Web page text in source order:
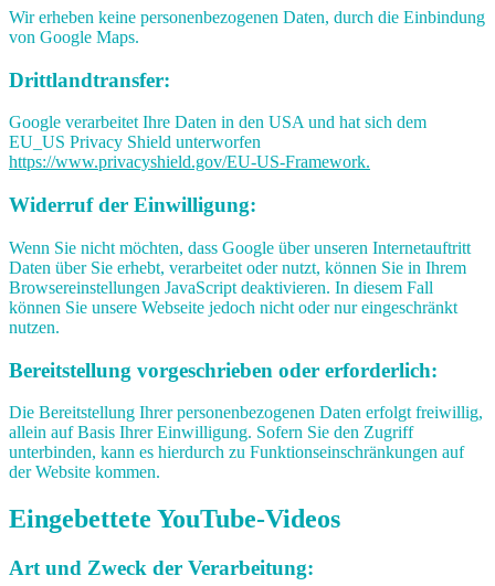
Wir erheben keine personenbezogenen Daten, durch die Einbindung
von Google Maps.
Drittlandtransfer:
Google verarbeitet Ihre Daten in den USA und hat sich dem
EU_US Privacy Shield unterworfen
https://www.privacyshield.gov/EU-US-Framework.
Widerruf der Einwilligung:
Wenn Sie nicht möchten, dass Google über unseren Internetauftritt
Daten über Sie erhebt, verarbeitet oder nutzt, können Sie in Ihrem
Browsereinstellungen JavaScript deaktivieren. In diesem Fall
können Sie unsere Webseite jedoch nicht oder nur eingeschränkt
nutzen.
Bereitstellung vorgeschrieben oder erforderlich:
Die Bereitstellung Ihrer personenbezogenen Daten erfolgt freiwillig,
allein auf Basis Ihrer Einwilligung. Sofern Sie den Zugriff
unterbinden, kann es hierdurch zu Funktionseinschränkungen auf
der Website kommen.
Eingebettete YouTube-Videos
Art und Zweck der Verarbeitung: